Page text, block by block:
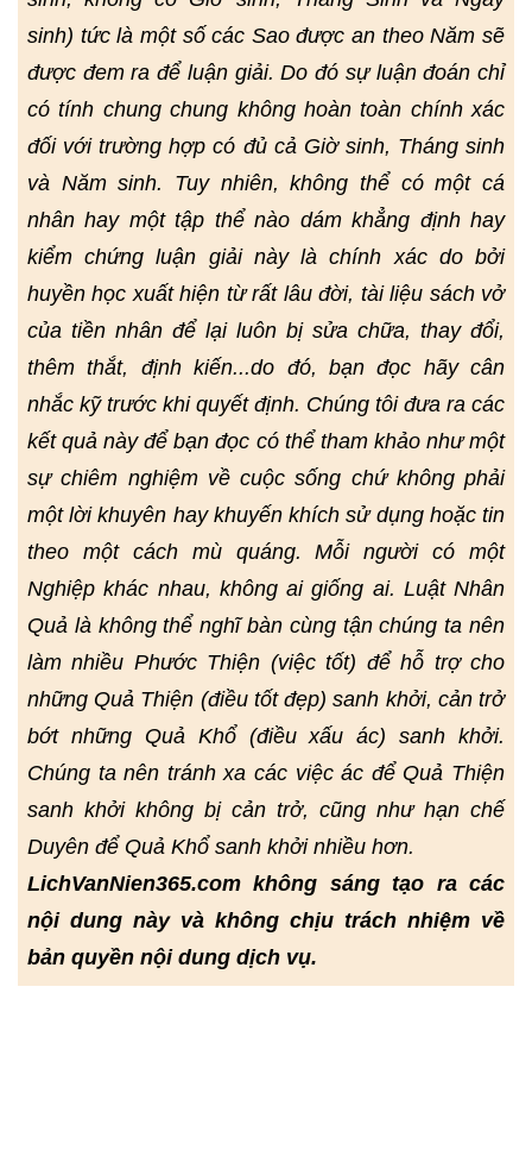
sinh) tức là một số các Sao được an theo Năm sẽ
được đem ra để luận giải. Do đó sự luận đoán chỉ
có tính chung chung không hoàn toàn chính xác
đối với trường hợp có đủ cả Giờ sinh, Tháng sinh
và Năm sinh. Tuy nhiên, không thể có một cá
nhân hay một tập thể nào dám khẳng định hay
kiểm chứng luận giải này là chính xác do bởi
huyền học xuất hiện từ rất lâu đời, tài liệu sách vở
của tiền nhân để lại luôn bị sửa chữa, thay đổi,
thêm thắt, định kiến...do đó, bạn đọc hãy cân
nhắc kỹ trước khi quyết định. Chúng tôi đưa ra các
kết quả này để bạn đọc có thể tham khảo như một
sự chiêm nghiệm về cuộc sống chứ không phải
một lời khuyên hay khuyến khích sử dụng hoặc tin
theo một cách mù quáng. Mỗi người có một
Nghiệp khác nhau, không ai giống ai. Luật Nhân
Quả là không thể nghĩ bàn cùng tận chúng ta nên
làm nhiều Phước Thiện (việc tốt) để hỗ trợ cho
những Quả Thiện (điều tốt đẹp) sanh khởi, cản trở
bớt những Quả Khổ (điều xấu ác) sanh khởi.
Chúng ta nên tránh xa các việc ác để Quả Thiện
sanh khởi không bị cản trở, cũng như hạn chế
Duyên để Quả Khổ sanh khởi nhiều hơn.
LichVanNien365.com không sáng tạo ra các
nội dung này và không chịu trách nhiệm về
bản quyền nội dung dịch vụ.